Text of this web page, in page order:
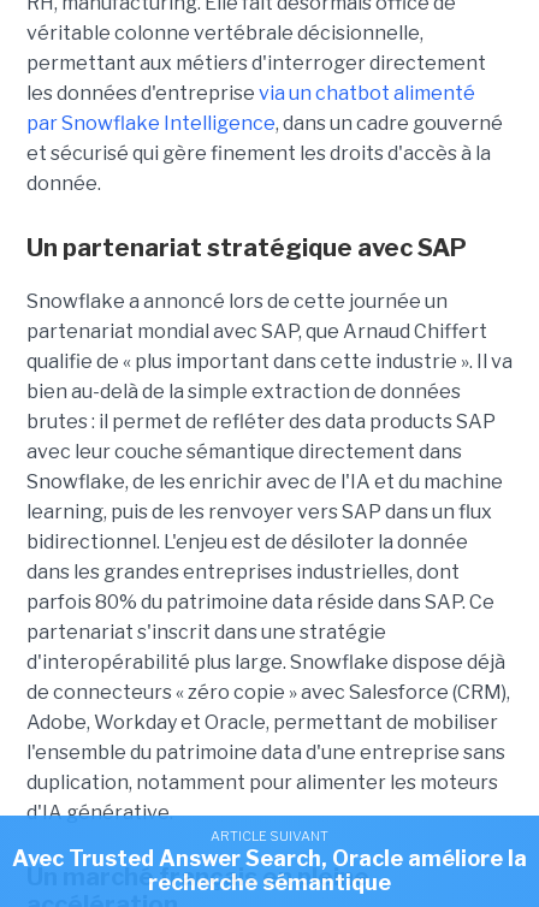
véritable colonne vertébrale décisionnelle,
permettant aux métiers d'interroger directement
les données d'entreprise via un chatbot alimenté
par Snowflake Intelligence, dans un cadre gouverné
et sécurisé qui gère finement les droits d'accès à la
donnée.
Un partenariat stratégique avec SAP
Snowflake a annoncé lors de cette journée un
partenariat mondial avec SAP, que Arnaud Chiffert
qualifie de « plus important dans cette industrie ». Il va
bien au-delà de la simple extraction de données
brutes : il permet de refléter des data products SAP
avec leur couche sémantique directement dans
Snowflake, de les enrichir avec de l'IA et du machine
learning, puis de les renvoyer vers SAP dans un flux
bidirectionnel. L'enjeu est de désiloter la donnée
dans les grandes entreprises industrielles, dont
parfois 80% du patrimoine data réside dans SAP. Ce
partenariat s'inscrit dans une stratégie
d'interopérabilité plus large. Snowflake dispose déjà
de connecteurs « zéro copie » avec Salesforce (CRM),
Adobe, Workday et Oracle, permettant de mobiliser
l'ensemble du patrimoine data d'une entreprise sans
duplication, notamment pour alimenter les moteurs
d'IA générative.
Un marché français en pleine
ARTICLE SUIVANT
Avec Trusted Answer Search, Oracle améliore la
recherche sémantique